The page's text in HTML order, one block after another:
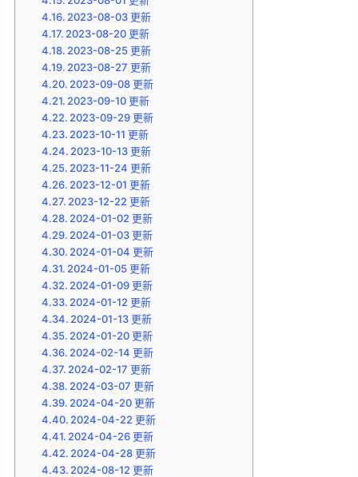
2023-08-03 更新
2023-08-20 更新
2023-08-25 更新
2023-08-27 更新
2023-09-08 更新
2023-09-10 更新
2023-09-29 更新
2023-10-11 更新
2023-10-13 更新
2023-11-24 更新
2023-12-01 更新
2023-12-22 更新
2024-01-02 更新
2024-01-03 更新
2024-01-04 更新
2024-01-05 更新
2024-01-09 更新
2024-01-12 更新
2024-01-13 更新
2024-01-20 更新
2024-02-14 更新
2024-02-17 更新
2024-03-07 更新
2024-04-20 更新
2024-04-22 更新
2024-04-26 更新
2024-04-28 更新
2024-08-12 更新